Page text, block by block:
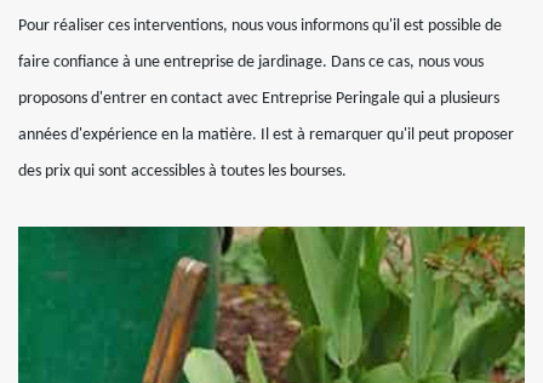
Pour réaliser ces interventions, nous vous informons qu'il est possible de
faire confiance à une entreprise de jardinage. Dans ce cas, nous vous
proposons d'entrer en contact avec Entreprise Peringale qui a plusieurs
années d'expérience en la matière. Il est à remarquer qu'il peut proposer
des prix qui sont accessibles à toutes les bourses.